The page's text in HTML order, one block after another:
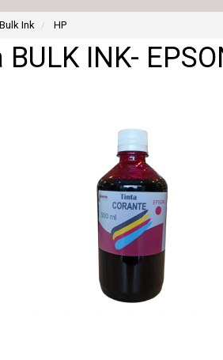
Ink HP
INK-